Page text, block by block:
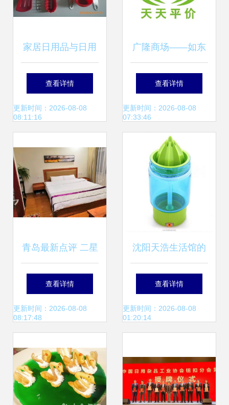
家居日用品与日用
杂品 如何选择更实
用？
查看详情
更新时间：2026-08-08
08:11:16
广隆商场——如东
人身边的本土平价
超市，请投广隆一
票
查看详情
更新时间：2026-08-08
07:33:46
青岛最新点评 二星
级酒店性价比排行
榜
查看详情
更新时间：2026-08-08
08:17:48
沈阳天浩生活馆的
相册 柠檬杯3的清
新记忆
查看详情
更新时间：2026-08-08
01:20:14